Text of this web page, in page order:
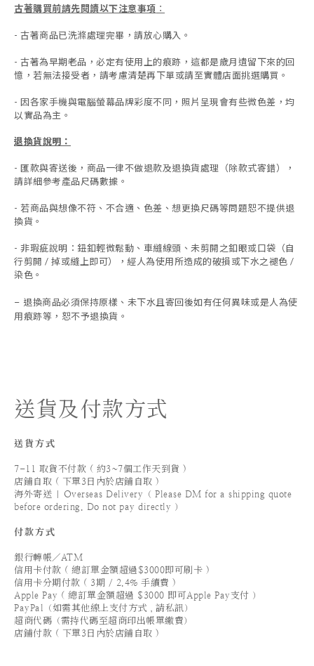
古著購買前請先閱讀以下注意事項 ：
- 古著商品已洗滌處理完畢，請放心購入。
- 古著為早期老品，必定有使用上的痕跡，這都是歲月遺留下來的回
憶，若無法接受者，請考慮清楚再下單或請至實體店面挑選購買。
- 因各家手機與電腦螢幕品牌彩度不同，照片呈現會有些微色差，均
以實品為主。
退換貨說明：
- 匯款與寄送後，商品一律不做退款及退換貨處理（除款式寄錯），
請詳細參考產品尺碼數據 。
- 若商品與想像不符、不合適、色差、想更換尺碼等問題恕不提供退
換貨。
- 非瑕疵說明：鈕釦輕微鬆動、車縫線頭、未剪開之釦眼或口袋（自
行剪開 / 掉或縫上即可），經人為使用所造成的破損或下水之褪色 /
染色。
- 退換商品必須保持原樣、未下水且寄回後如有任何異味或是人為使
用痕跡等 ， 恕不予退換貨。
送貨及付款方式
送貨方式
7-11 取貨不付款 ( 約3~7個工作天到貨 )
店鋪自取 ( 下單3日內於店鋪自取 )
海外寄送 | Overseas Delivery（ Please DM for a shipping quote
before ordering. Do not pay directly ）
付款方式
銀行轉帳／ATM
信用卡付款 ( 總訂單金額超過$3000即可刷卡 )
信用卡分期付款 ( 3期 / 2.4% 手續費 )
Apple Pay ( 總訂單金額超過 $3000 即可Apple Pay支付 ）
PayPal（如需其他線上支付方式，請私訊）
超商代碼（需持代碼至超商印出帳單繳費）
店鋪付款 ( 下單3日內於店鋪自取 )